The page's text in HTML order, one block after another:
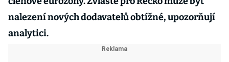
nalezení nových dodavatelů obtížné, upozorňují
analytici.